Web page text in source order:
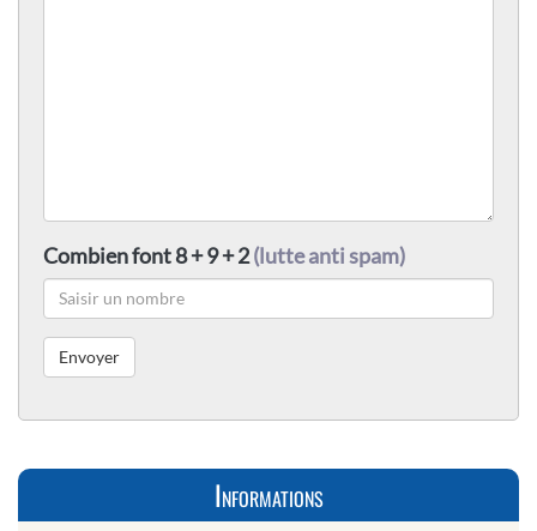
Combien font 8 + 9 + 2(lutte anti spam)
Informations